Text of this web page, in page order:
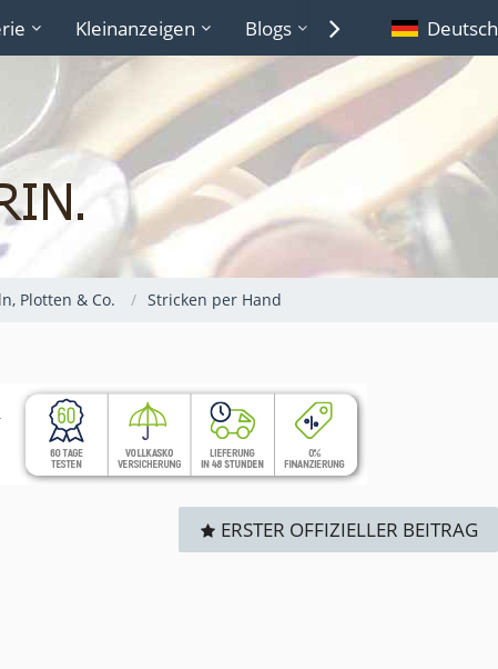
Kleinanzeigen Blogs Lexikon Links
Deutsch
Plotten & Co. Stricken per Hand
ERSTER OFFIZIELLER BEITRAG